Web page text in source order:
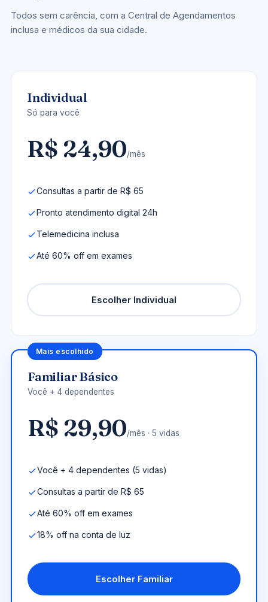
Todos sem carência, com a Central de Agendamentos
inclusa e médicos da sua cidade.
Individual
Só para você
R$ 24,90/mês
Consultas a partir de R$ 65
Pronto atendimento digital 24h
Telemedicina inclusa
Até 60% off em exames
Escolher Individual
Mais escolhido
Familiar Básico
Você + 4 dependentes
R$ 29,90/mês · 5 vidas
Você + 4 dependentes (5 vidas)
Consultas a partir de R$ 65
Até 60% off em exames
18% off na conta de luz
Escolher Familiar